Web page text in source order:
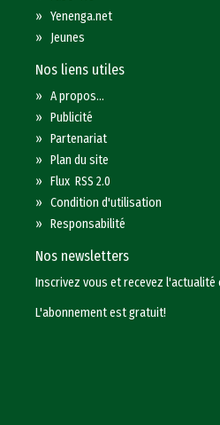
»Yenenga.net
» Jeunes
Nos liens utiles
»A propos...
»Publicité
»Partenariat
»Plan du site
»Flux RSS 2.0
»Condition d'utilisation
»Responsabilité
Nos newsletters
Inscrivez vous et recevez l'actualité
L'abonnement est gratuit!